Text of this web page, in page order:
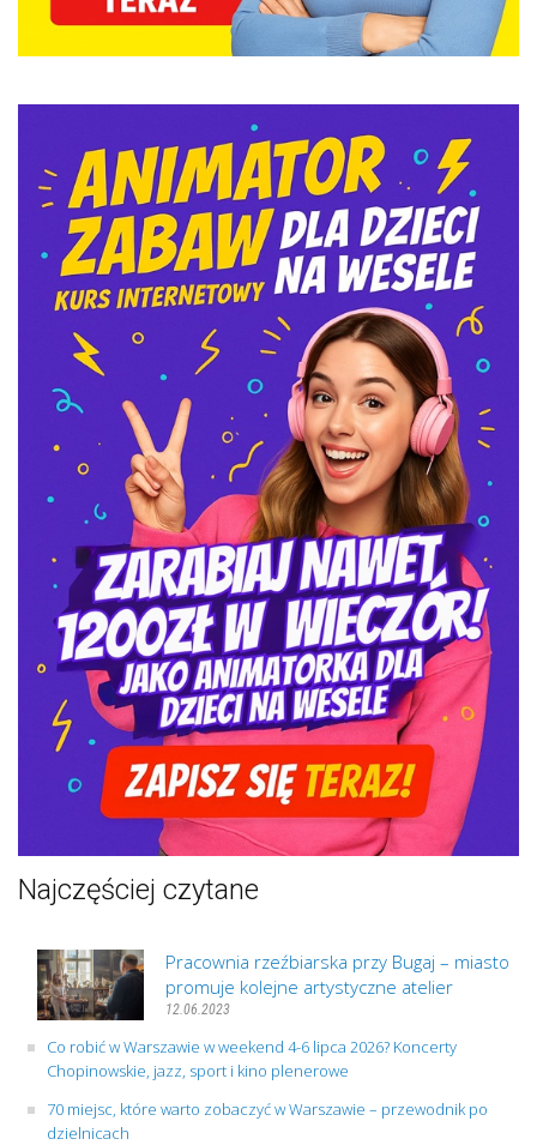
Najczęściej czytane
Pracownia rzeźbiarska przy Bugaj – miasto
promuje kolejne artystyczne atelier
12.06.2023
Co robić w Warszawie w weekend 4-6 lipca 2026? Koncerty
Chopinowskie, jazz, sport i kino plenerowe
70 miejsc, które warto zobaczyć w Warszawie – przewodnik po
dzielnicach